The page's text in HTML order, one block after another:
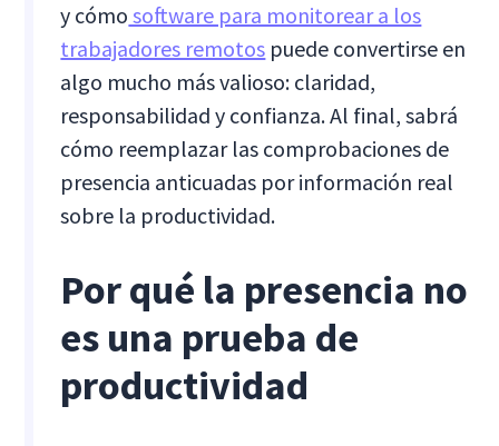
y cómo software para monitorear a los
trabajadores remotos puede convertirse en
algo mucho más valioso: claridad,
responsabilidad y confianza. Al final, sabrá
cómo reemplazar las comprobaciones de
presencia anticuadas por información real
sobre la productividad.
Por qué la presencia no
es una prueba de
productividad